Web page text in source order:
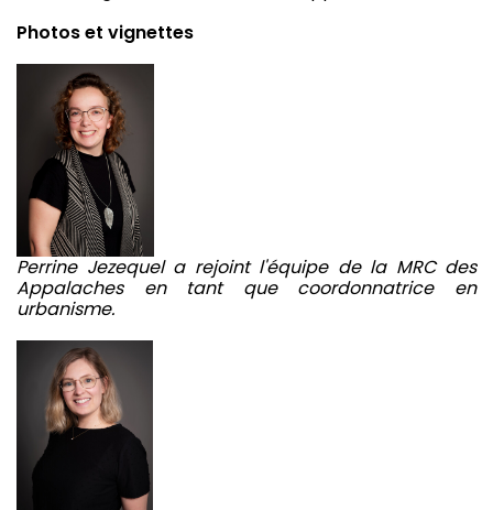
Photos et vignettes
Perrine Jezequel a rejoint l'équipe de la MRC des
Appalaches en tant que coordonnatrice en
urbanisme.